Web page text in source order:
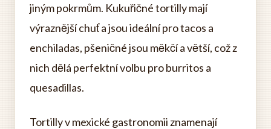
jiným pokrmům. Kukuřičné tortilly mají
výraznější chuť a jsou ideální pro tacos a
enchiladas, pšeničné jsou měkčí a větší, což z
nich dělá perfektní volbu pro burritos a
quesadillas.
Tortilly v mexické gastronomii znamenají